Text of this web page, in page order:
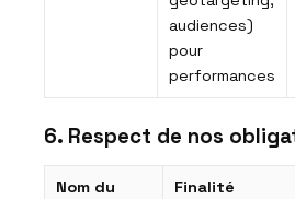
audiences)
pour
performances
6. Respect de nos
Nom du
Finalité